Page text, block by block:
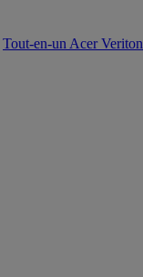
Tout-en-un Acer Veriton